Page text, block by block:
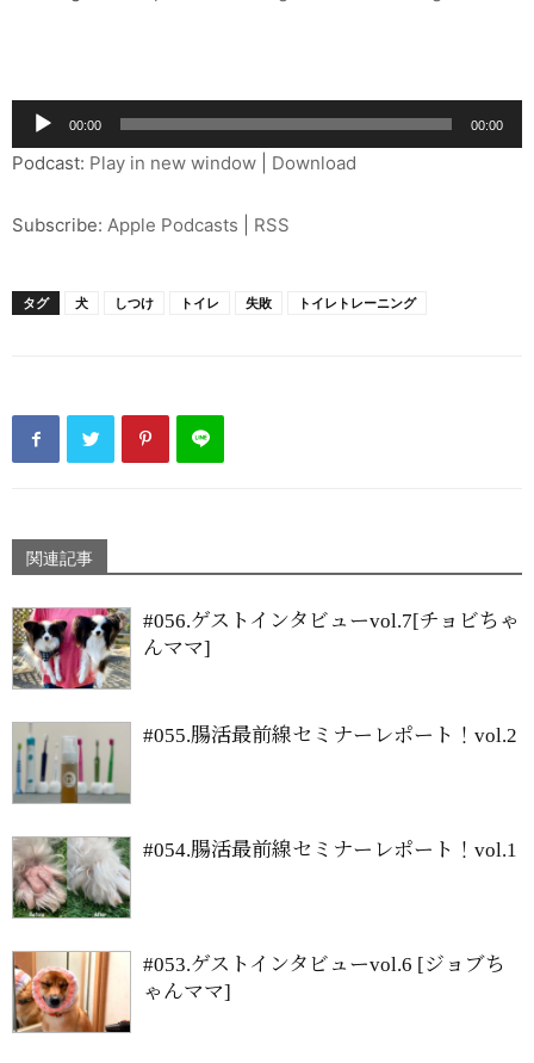
声
プ
ー
ー
00:00 00:00
Podcast: Play in new window Download
Subscribe: Apple Podcasts RSS
タグ 犬 しつけ トイレ 失敗 トイレトレーニング
関連記事
#056.ゲストインタビューvol.7[チョビちゃ
んママ]
#055.腸活最前線セミナーレポート！vol.2
#054.腸活最前線セミナーレポート！vol.1
#053.ゲストインタビューvol.6 [ジョブち
ゃんママ]